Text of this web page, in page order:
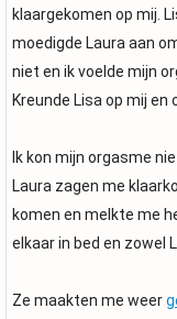
klaargekomen op mij.
moedigde Laura aan
niet en ik voelde mijn
Kreunde Lisa op mij
Ik kon mijn orgasme
Laura zagen me
komen en melkte me
elkaar in bed en zowel
Ze maakten me weer